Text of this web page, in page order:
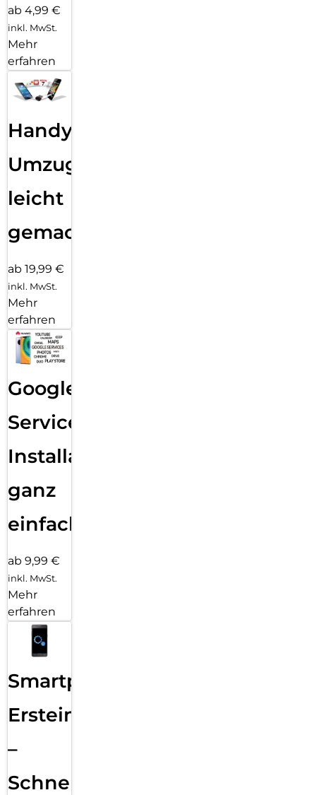
ab 4,99 €
inkl. MwSt.
Mehr
erfahren
Handy
Umzug
leicht
gemacht!
ab 19,99 €
inkl. MwSt.
Mehr
erfahren
Google
Services
Installation
ganz
einfach
ab 9,99 €
inkl. MwSt.
Mehr
erfahren
Smartphone
Ersteinrichtung
–
Schnelle